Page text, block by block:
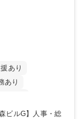
あり
あり
内 土日祝休み